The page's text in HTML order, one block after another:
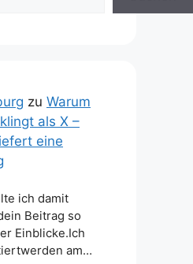
zu Warum
als X –
eine
ich damit
Beitrag so
Einblicke.Ich
am…